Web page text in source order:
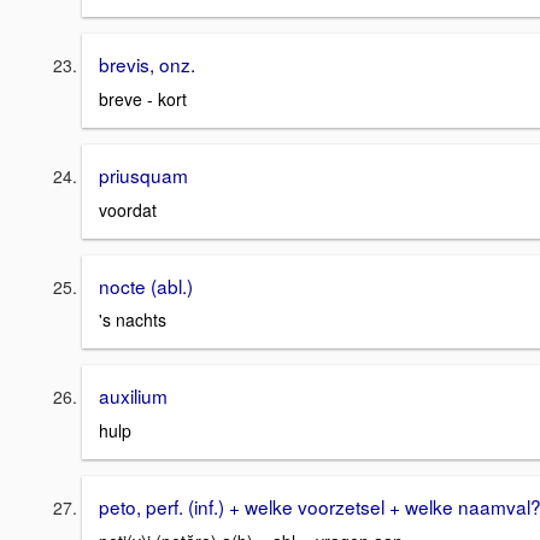
brevis, onz.
breve - kort
priusquam
voordat
nocte (abl.)
's nachts
auxilium
hulp
peto, perf. (inf.) + welke voorzetsel + welke naamval?